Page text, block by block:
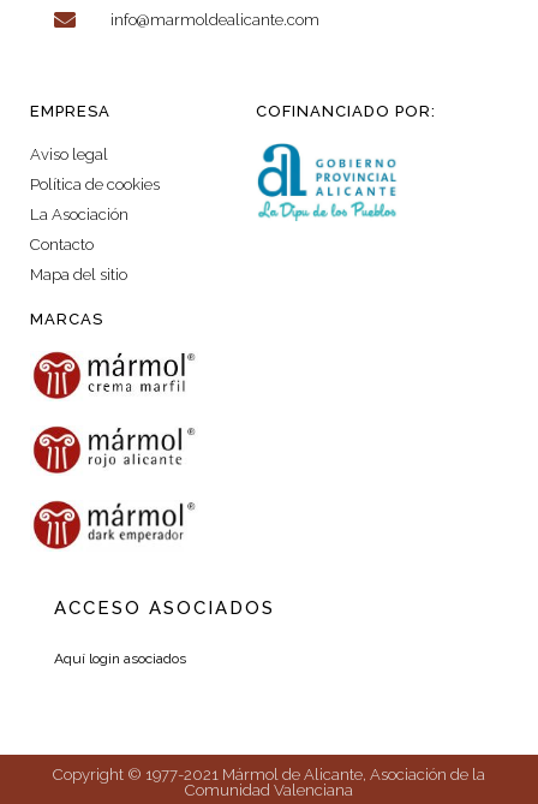
info@marmoldealicante.com
EMPRESA
Aviso legal
Política de cookies
La Asociación
Contacto
Mapa del sitio
COFINANCIADO POR:
MARCAS
ACCESO ASOCIADOS
Aquí login asociados
Copyright © 1977-2021 Mármol de Alicante, Asociación de la
Comunidad Valenciana